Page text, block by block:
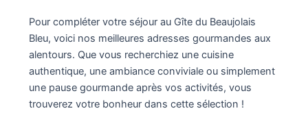
Pour compléter votre séjour au Gîte du Beaujolais
Bleu, voici nos meilleures adresses gourmandes aux
alentours. Que vous recherchiez une cuisine
authentique, une ambiance conviviale ou simplement
une pause gourmande après vos activités, vous
trouverez votre bonheur dans cette sélection !